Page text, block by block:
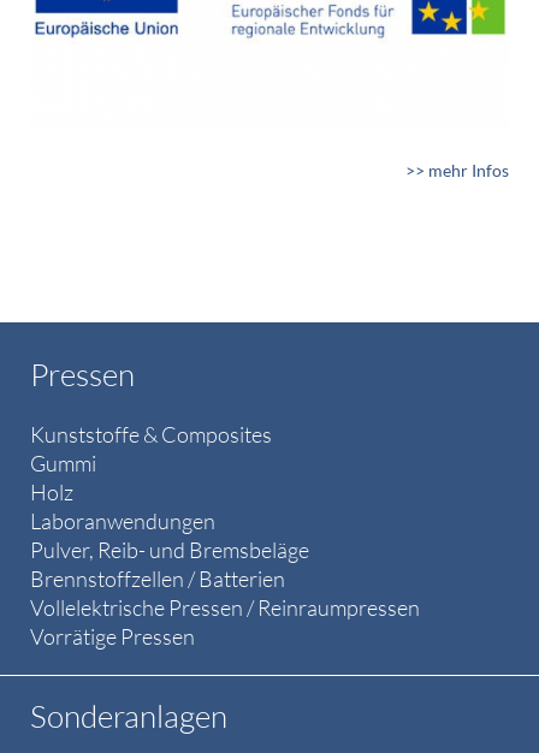
>> mehr Infos
Pressen
Kunststoffe & Composites
Gummi
Holz
Laboranwendungen
Pulver, Reib- und Bremsbeläge
Brennstoffzellen / Batterien
Vollelektrische Pressen / Reinraumpressen
Vorrätige Pressen
Sonderanlagen